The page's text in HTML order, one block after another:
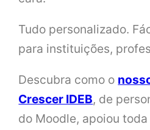
Tudo personalizado.
para instituições,
Descubra como o
Crescer IDEB, de
do Moodle, apoiou